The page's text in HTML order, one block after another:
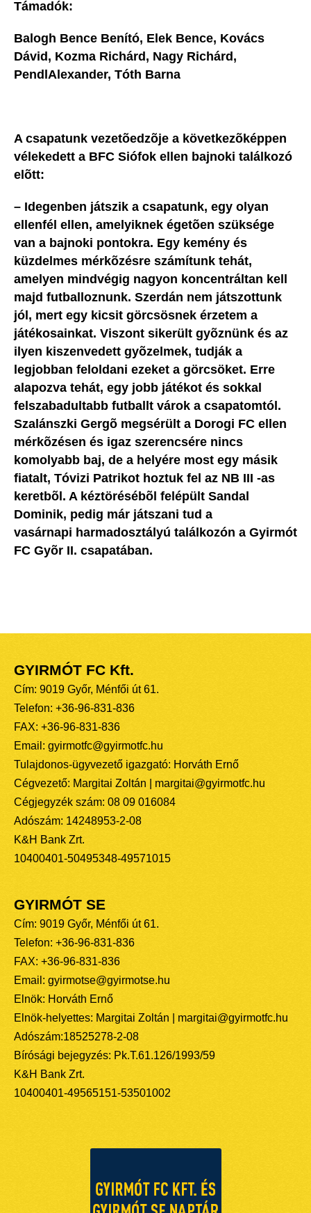
Támadók:
Balogh Bence Benító, Elek Bence, Kovács
Dávid, Kozma Richárd, Nagy Richárd,
PendlAlexander, Tóth Barna
A csapatunk vezetõedzõje a következõképpen
vélekedett a BFC Siófok ellen bajnoki találkozó
elõtt:
– Idegenben játszik a csapatunk, egy olyan
ellenfél ellen, amelyiknek égetõen szüksége
van a bajnoki pontokra. Egy kemény és
küzdelmes mérkõzésre számítunk tehát,
amelyen mindvégig nagyon koncentráltan kell
majd futballoznunk. Szerdán nem játszottunk
jól, mert egy kicsit görcsösnek érzetem a
játékosainkat. Viszont sikerült gyõznünk és az
ilyen kiszenvedett gyõzelmek, tudják a
legjobban feloldani ezeket a görcsöket. Erre
alapozva tehát, egy jobb játékot és sokkal
felszabadultabb futballt várok a csapatomtól.
Szalánszki Gergõ megsérült a Dorogi FC ellen
mérkõzésen és igaz szerencsére nincs
komolyabb baj, de a helyére most egy másik
fiatalt, Tóvizi Patrikot hoztuk fel az NB III -as
keretbõl. A kéztörésébõl felépült Sandal
Dominik, pedig már játszani tud a
vasárnapi harmadosztályú találkozón a Gyirmót
FC Gyõr II. csapatában.
GYIRMÓT FC Kft.
Cím: 9019 Győr, Ménfői út 61.
Telefon: +36-96-831-836
FAX: +36-96-831-836
Email: gyirmotfc@gyirmotfc.hu
Tulajdonos-ügyvezető igazgató: Horváth Ernő
Cégvezető: Margitai Zoltán | margitai@gyirmotfc.hu
Cégjegyzék szám: 08 09 016084
Adószám: 14248953-2-08
K&H Bank Zrt.
10400401-50495348-49571015
GYIRMÓT SE
Cím: 9019 Győr, Ménfői út 61.
Telefon: +36-96-831-836
FAX: +36-96-831-836
Email: gyirmotse@gyirmotse.hu
Elnök: Horváth Ernő
Elnök-helyettes: Margitai Zoltán | margitai@gyirmotfc.hu
Adószám:18525278-2-08
Bírósági bejegyzés: Pk.T.61.126/1993/59
K&H Bank Zrt.
10400401-49565151-53501002